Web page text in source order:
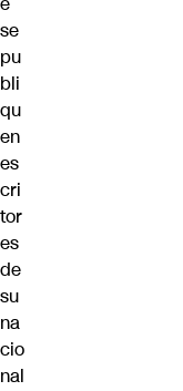
se
pu
bli
qu
en
es
cri
tor
es
de
su
na
cio
nal